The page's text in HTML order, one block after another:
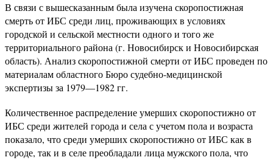
В связи с вышесказанным была изучена скоропостижная
смерть от ИБС среди лиц, проживающих в условиях
городской и сельской местности одного и того же
территориального района (г. Новосибирск и Новосибирская
область). Анализ скоропостижной смерти от ИБС проведен по
материалам областного Бюро судебно-медицинской
экспертизы за 1979—1982 гг.
Количественное распределение умерших скоропостижно от
ИБС среди жителей города и села с учетом пола и возраста
показало, что среди умерших скоропостижно от ИБС как в
городе, так и в селе преобладали лица мужского пола, что